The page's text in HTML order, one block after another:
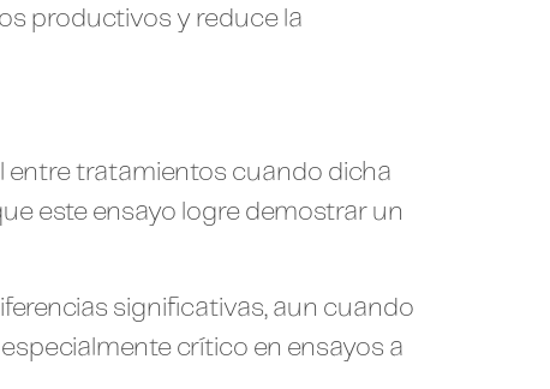
productivos y reduce la
entre tratamientos cuando dicha
este ensayo logre demostrar un
significativas, aun cuando
crítico en ensayos a